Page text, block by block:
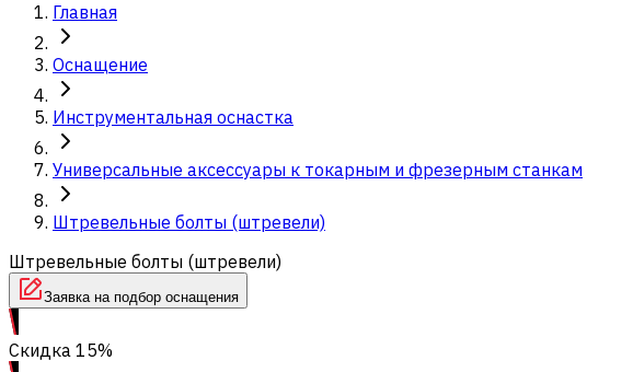
Главная
Оснащение
Инструментальная оснастка
Универсальные аксессуары к токарным и фрезерным станкам
Штревельные болты (штревели)
Штревельные болты (штревели)
Заявка на подбор оснащения
Скидка 15%